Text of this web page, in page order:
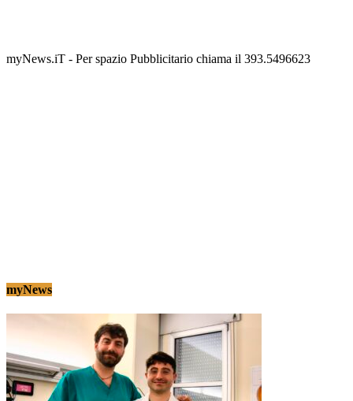
myNews.iT - Per spazio Pubblicitario chiama il 393.5496623
myNews